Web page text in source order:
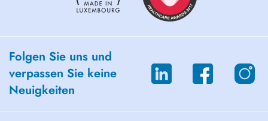
Folgen Sie uns und
verpassen Sie keine
Neuigkeiten